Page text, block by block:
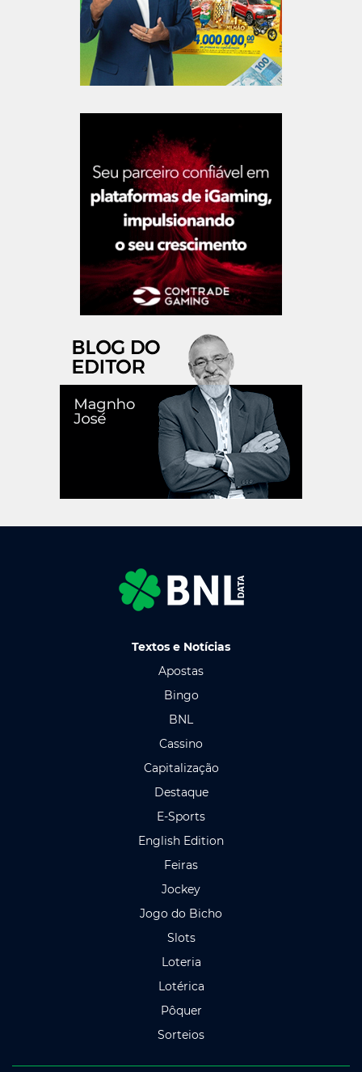
Textos e Notícias
Apostas
Bingo
BNL
Cassino
Capitalização
Destaque
E-Sports
English Edition
Feiras
Jockey
Jogo do Bicho
Slots
Loteria
Lotérica
Pôquer
Sorteios